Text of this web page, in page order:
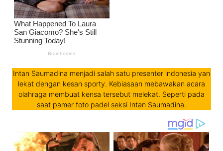
Intan Saumadina menjadi salah satu presenter indonesia yan
lekat dengan kesan sporty. Kebiasaan mebawakan acara
olahraga membuat kensa tersebut melekat. Seperti pada
saat pamer foto padel seksi Intan Saumadina.